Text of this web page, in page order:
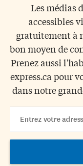
Les médias
accessibles
gratuitement à
bon moyen de
Prenez aussi
express.ca pour
dans notre
Address